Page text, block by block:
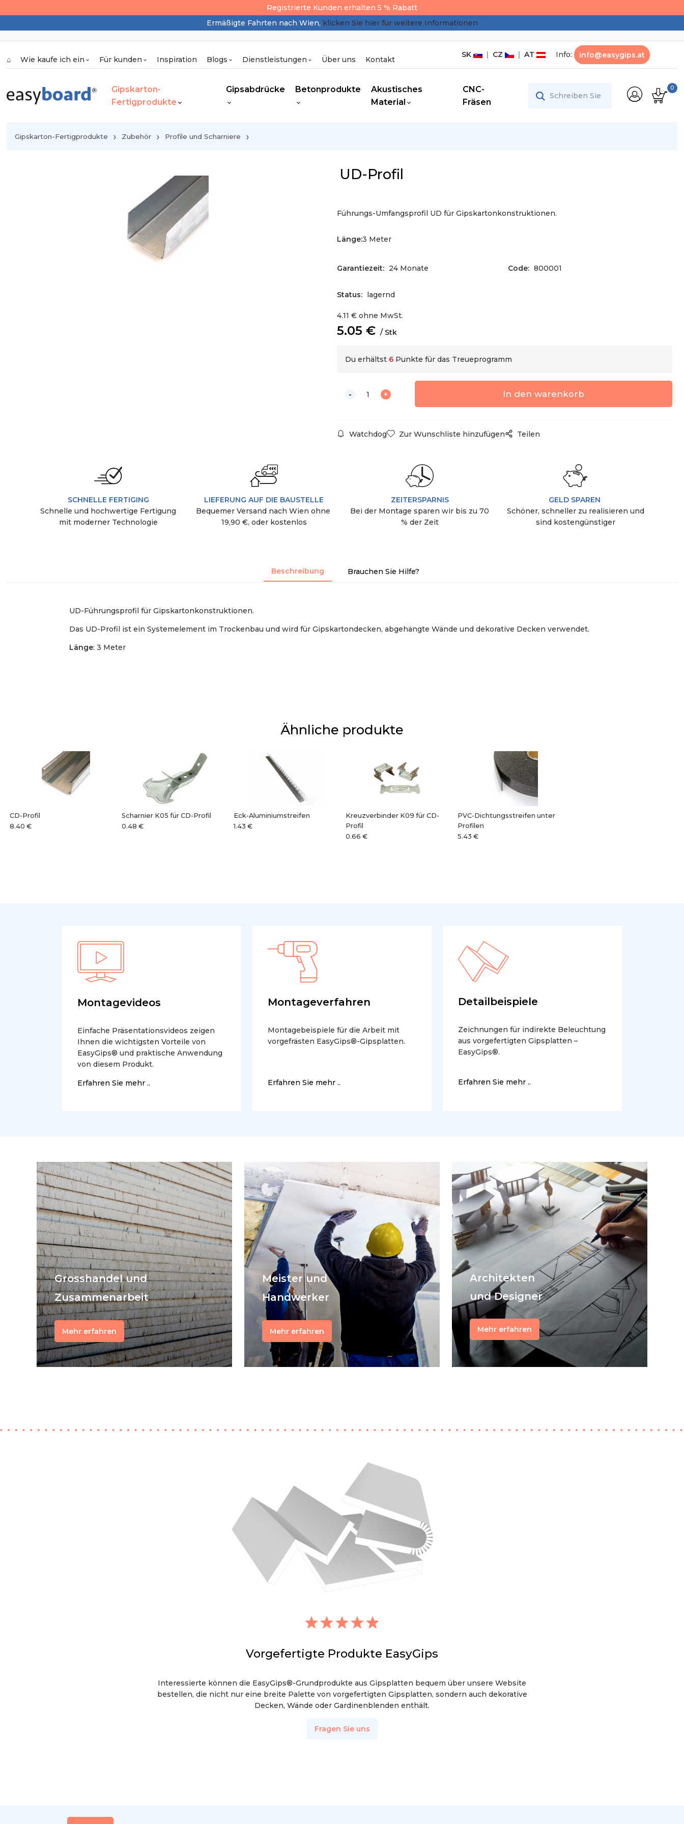
Registrierte Kunden erhalten 5 % Rabatt
Ermäßigte Fahrten nach Wien, klicken Sie hier für weitere Informationen
SK | CZ | AT Info: info@easygips.at
⌂ Wie kaufe ich ein Für kunden Inspiration Blogs Dienstleistungen Über uns Kontakt
Gipskarton-
Fertigprodukte
Gipsabdrücke Betonprodukte
Akustisches
Material
CNC-
Fräsen
0
Gipskarton-Fertigprodukte Zubehör Profile und Scharniere
UD-Profil
Führungs-Umfangsprofil UD für Gipskartonkonstruktionen.
Länge:3 Meter
Garantiezeit: 24 Monate Code: 800001
Status: lagernd
4.11 € ohne MwSt.
5.05 € Stk
Du erhältst 6 Punkte für das Treueprogramm
Watchdog Zur Wunschliste hinzufügen Teilen
SCHNELLE FERTIGING
Schnelle und hochwertige Fertigung
mit moderner Technologie
LIEFERUNG AUF DIE BAUSTELLE
Bequemer Versand nach Wien ohne
19,90 €, oder kostenlos
ZEITERSPARNIS
Bei der Montage sparen wir bis zu 70
% der Zeit
GELD SPAREN
Schöner, schneller zu realisieren und
sind kostengünstiger
Beschreibung Brauchen Sie Hilfe?
UD-Führungsprofil für Gipskartonkonstruktionen.
Das UD-Profil ist ein Systemelement im Trockenbau und wird für Gipskartondecken, abgehängte Wände und dekorative Decken verwendet.
Länge: 3 Meter
Ähnliche produkte
CD-Profil
8.40 €
Scharnier K05 für CD-Profil
0.48 €
Eck-Aluminiumstreifen
1.43 €
Kreuzverbinder K09 für CD-
Profil
0.66 €
PVC-Dichtungsstreifen unter
Profilen
5.43 €
Montagevideos
Einfache Präsentationsvideos zeigen
Ihnen die wichtigsten Vorteile von
EasyGips® und praktische Anwendung
von diesem Produkt.
Erfahren Sie mehr ..
Montageverfahren
Montagebeispiele für die Arbeit mit
vorgefrästen EasyGips®-Gipsplatten.
Erfahren Sie mehr ..
Detailbeispiele
Zeichnungen für indirekte Beleuchtung
aus vorgefertigten Gipsplatten –
EasyGips®.
Erfahren Sie mehr ..
Grosshandel und
Zusammenarbeit
Mehr erfahren
f
Meister und
Handwerker
Mehr erfahren
Architekten
und Designer
Mehr erfahren
Vorgefertigte Produkte EasyGips
Interessierte können die EasyGips®-Grundprodukte aus Gipsplatten bequem über unsere Website
bestellen, die nicht nur eine breite Palette von vorgefertigten Gipsplatten, sondern auch dekorative
Decken, Wände oder Gardinenblenden enthält.
Fragen Sie uns